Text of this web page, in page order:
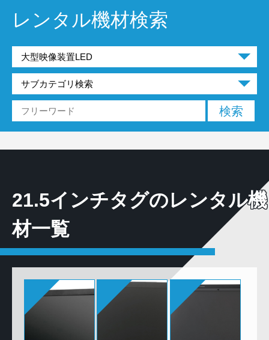
レンタル機材検索
21.5インチタグのレンタル機
材一覧